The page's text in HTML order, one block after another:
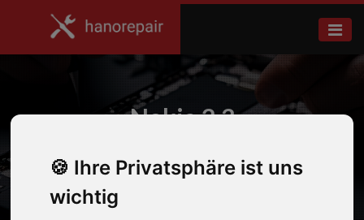
Ihre Privatsphäre ist uns
wichtig
Nokia 2.3
Home Nokia